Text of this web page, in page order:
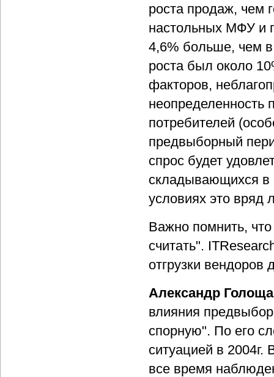
роста продаж, чем
настольных МФУ и
4,6% больше, чем в
роста был около
факторов,
неопределенность
потребителей
предвыборный
спрос будет
складывающихся в
условиях это вряд
Важно помнить,
считать".
отгрузки вендоров
Александр
влияния
спорную". По его
ситуацией в
все время